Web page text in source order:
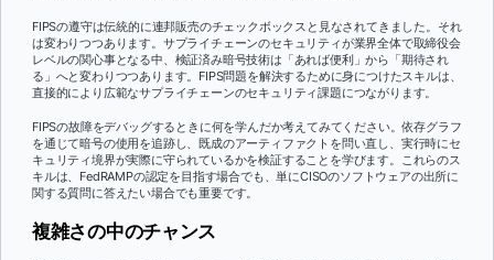
FIPSの遵守は伝統的に連邦販売のチェックボックスと見なされてきました。それ
は変わりつつあります。サプライチェーンのセキュリティが業界全体で取締役会
レベルの関心事となる中、検証済み暗号技術は「あれば便利」から「期待され
る」へと変わりつつあります。FIPS問題を解決するために身につけたスキルは、
直接的により広範なサプライチェーンのセキュリティ課題につながります。
FIPSの故障をデバッグするときに何を学んだか考えてみてください。依存グラフ
を通じて暗号の使用を追跡し、既成のアーティファクトを問い直し、実行時にセ
キュリティ境界が実際に守られているかを検証することを学びます。これらのス
キルは、FedRAMPの認定を目指す場合でも、単にCISOのソフトウェアの出所に
関する質問に答えたい場合でも重要です。
複雑さの中のチャンス